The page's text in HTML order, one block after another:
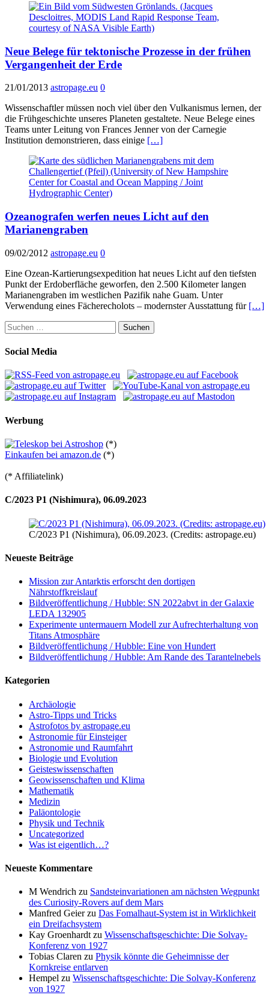
Neue Belege für tektonische Prozesse in der frühen
Vergangenheit der Erde
21/01/2013 astropage.eu 0
Wissenschaftler müssen noch viel über den Vulkanismus lernen, der
die Frühgeschichte unseres Planeten gestaltete. Neue Belege eines
Teams unter Leitung von Frances Jenner von der Carnegie
Institution demonstrieren, dass einige […]
Ozeanografen werfen neues Licht auf den
Marianengraben
09/02/2012 astropage.eu 0
Eine Ozean-Kartierungsexpedition hat neues Licht auf den tiefsten
Punkt der Erdoberfläche geworfen, den 2.500 Kilometer langen
Marianengraben im westlichen Pazifik nahe Guam. Unter
Verwendung eines Fächerecholots – modernster Ausstattung für […]
Suchen
nach:
Social Media
Werbung
(*)
Einkaufen bei amazon.de (*)
(* Affiliatelink)
C/2023 P1 (Nishimura), 06.09.2023
C/2023 P1 (Nishimura), 06.09.2023. (Credits: astropage.eu)
Neueste Beiträge
Mission zur Antarktis erforscht den dortigen
Nährstoffkreislauf
Bildveröffentlichung / Hubble: SN 2022abvt in der Galaxie
LEDA 132905
Experimente untermauern Modell zur Aufrechterhaltung von
Titans Atmosphäre
Bildveröffentlichung / Hubble: Eine von Hundert
Bildveröffentlichung / Hubble: Am Rande des Tarantelnebels
Kategorien
Archäologie
Astro-Tipps und Tricks
Astrofotos by astropage.eu
Astronomie für Einsteiger
Astronomie und Raumfahrt
Biologie und Evolution
Geisteswissenschaften
Geowissenschaften und Klima
Mathematik
Medizin
Paläontologie
Physik und Technik
Uncategorized
Was ist eigentlich…?
Neueste Kommentare
M Wendrich zu Sandsteinvariationen am nächsten Wegpunkt
des Curiosity-Rovers auf dem Mars
Manfred Geierzu Das Fomalhaut-System ist in Wirklichkeit
ein Dreifachsystem
Kay Groenhardt zu Wissenschaftsgeschichte: Die Solvay-
Konferenz von 1927
Tobias Claren zu Physik könnte die Geheimnisse der
Kornkreise entlarven
Hempel zu Wissenschaftsgeschichte: Die Solvay-Konferenz
von 1927